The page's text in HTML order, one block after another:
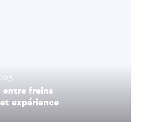
entre freins
expérience